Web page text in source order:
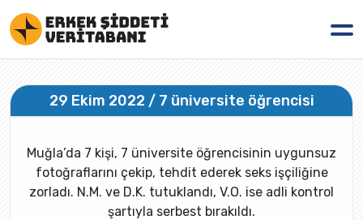
29 Ekim 2022 / 7 üniversite öğrencisi
Muğla’da 7 kişi, 7 üniversite öğrencisinin uygunsuz
fotoğraflarını çekip, tehdit ederek seks işçiliğine
zorladı. N.M. ve D.K. tutuklandı, V.O. ise adli kontrol
şartıyla serbest bırakıldı.